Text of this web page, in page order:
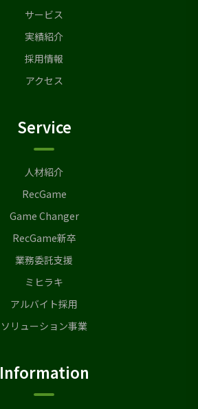
サービス
実績紹介
採用情報
アクセス
Service
人材紹介
RecGame
Game Changer
RecGame新卒
業務委託支援
ミヒラキ
アルバイト採用
ソリューション事業
Information